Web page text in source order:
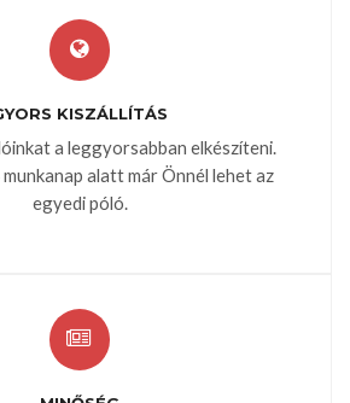
KISZÁLLÍTÁS
a leggyorsabban elkészíteni.
alatt már Önnél lehet az
egyedi póló.